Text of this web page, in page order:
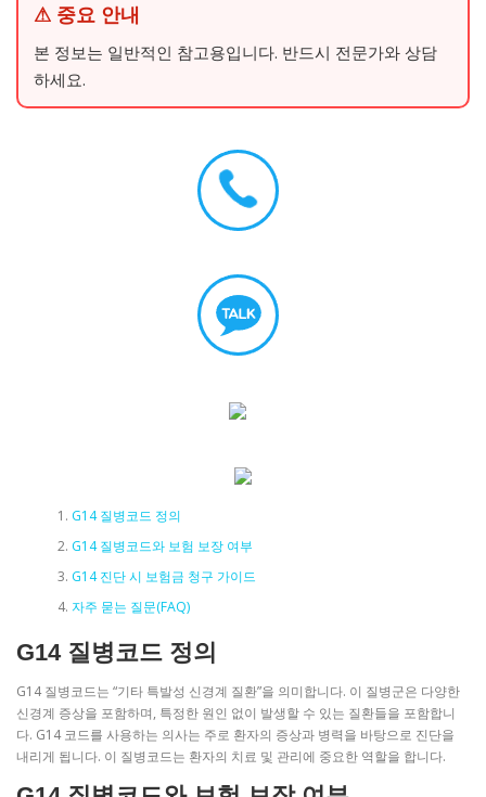
⚠ 중요 안내
본 정보는 일반적인 참고용입니다. 반드시 전문가와 상담
하세요.
G14 질병코드 정의
G14 질병코드와 보험 보장 여부
G14 진단 시 보험금 청구 가이드
자주 묻는 질문(FAQ)
G14 질병코드 정의
G14 질병코드는 “기타 특발성 신경계 질환”을 의미합니다. 이 질병군은 다양한
신경계 증상을 포함하며, 특정한 원인 없이 발생할 수 있는 질환들을 포함합니
다. G14 코드를 사용하는 의사는 주로 환자의 증상과 병력을 바탕으로 진단을
내리게 됩니다. 이 질병코드는 환자의 치료 및 관리에 중요한 역할을 합니다.